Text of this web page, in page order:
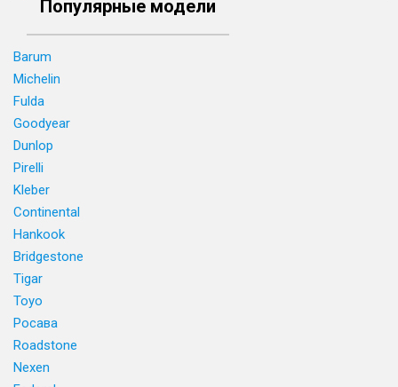
Популярные модели
Barum
Michelin
Fulda
Goodyear
Dunlop
Pirelli
Kleber
Continental
Hankook
Bridgestone
Tigar
Toyo
Росава
Roadstone
Nexen